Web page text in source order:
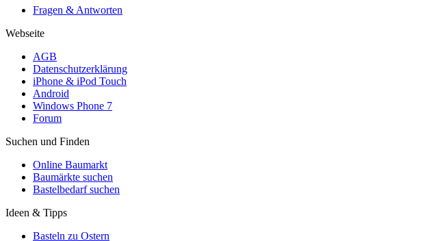
Fragen & Antworten
Webseite
AGB
Datenschutzerklärung
iPhone & iPod Touch
Android
Windows Phone 7
Forum
Suchen und Finden
Online Baumarkt
Baumärkte suchen
Bastelbedarf suchen
Ideen & Tipps
Basteln zu Ostern